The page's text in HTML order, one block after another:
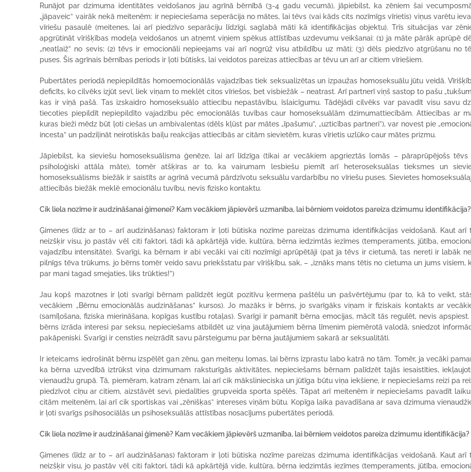
Runājot par dzimuma identitātes veidošanos jau agrīnā bērnībā (3-4 gadu vecumā), jāpiebilst, ka zēniem šai
„jāpaveic” vairāk nekā meitenēm: ir nepieciešama seperācija no mātes, lai tēvs (vai kāds cits nozīmīgs vīrietis) viņus varētu
vīriešu pasaulē (meitenes, lai arī piedzīvo separāciju līdzīgi, saglabā māti kā identifikācijas objektu). Trīs situācijas var
apgrūtināt vīrišķības modeļa veidošanos un atņemt viņiem spēkus attīstības uzdevumu veikšanai: (1) ja māte pārāk aprūpē
„neatlaiž” no sevis; (2) tēvs ir emocionāli nepieejams vai arī nogrūž visu atbildību uz māti; (3) dēls piedzīvo atgrūšanu no
puses. Šis agrīnais bērnības periods ir ļoti būtisks, lai veidotos pareizas attiecības ar tēvu un arī ar citiem vīriešiem.
Pubertātes periodā nepiepildītās homoemocionālās vajadzības tiek seksualizētas un izpaužas homoseksuālu jūtu veidā.
deficīts, ko cilvēks izjūt sevī, liek viņam to meklēt citos vīriešos, bet visbiežāk – neatrast. Arī partnerī viņš sastop to pašu
kas ir viņā pašā. Tas izskaidro homoseksuālo attiecību nepastāvību, īslaicīgumu. Tādējādi cilvēks var pavadīt visu savu
tiecoties piepildīt nepiepildīto vajadzību pēc emocionālās tuvības caur homoseksuālām dzimumattiecībām. Attiecības ar
kuras bieži mēdz būt ļoti ciešas un ambivalentas (dēls kļūst par mātes „īpašumu”, „uzticības partneri”), var novest pie
incesta” un padziļināt neirotiskās baiļu reakcijas attiecībās ar citām sievietēm, kuras vīrietis uzlūko caur mātes prizmu.
Jāpiebilst, ka sieviešu homoseksuālisma ģenēze, lai arī līdzīga (tikai ar vecākiem apgrieztās lomās – pāraprūpējošs tēvs
psiholoģiski attāla māte), tomēr atšķiras ar to, ka vairumam lesbiešu piemīt arī heteroseksuālas tieksmes un
homoseksuālisms biežāk ir saistīts ar agrīnā vecumā pārdzīvotu seksuālu vardarbību no vīriešu puses. Sievietes
attiecībās biežāk meklē emocionālu tuvību, nevis fizisko kontaktu.
Cik liela nozīme ir audzināšanai ģimenei? Kam vecākiem jāpievērš uzmanība, lai bērniem veidotos pareiza dzimumu identifikācija?
Ģimenes (līdz ar to – arī audzināšanas) faktoram ir ļoti būtiska nozīme pareizas dzimuma identifikācijas veidošanā. Kaut arī
neizšķir visu, jo pastāv vēl citi faktori, tādi kā apkārtējā vide, kultūra, bērna iedzimtās iezīmes (temperaments, jūtība,
vajadzību intensitāte). Svarīgi, ka bērnam ir abi vecāki vai citi nozīmīgi aprūpētāji (pat ja tēvs ir cietumā, tas nereti ir labāk
pilnīgs tēva trūkums, jo bērns tomēr veido savu priekšstatu par vīrišķību, sak, – „iznāks mans tētis no cietuma un jums visiem,
par mani tagad smejaties, liks trūkties!”)
Jau kopš mazotnes ir ļoti svarīgi bērnam palīdzēt iegūt pozitīvu ķermeņa paštēlu un pašvērtējumu (par to, kā to veikt,
vecākiem „Bērnu emocionālās audzināšanas” kursos). Jo mazāks ir bērns, jo svarīgāks viņam ir fiziskais kontakts ar
(samīļošana, fiziska mierināšana, kopīgas kustību rotaļas). Svarīgi ir pamanīt bērna emocijas, mācīt tās regulēt, nevis apspiest.
bērns izrāda interesi par seksu, nepieciešams atbildēt uz viņa jautājumiem bērna līmenim piemērotā valodā, sniedzot
pakāpeniski. Svarīgi ir censties neizrādīt savu pārsteigumu par bērna jautājumiem sakarā ar seksualitāti.
Ir ieteicams iedrošināt bērnu izspēlēt gan zēnu, gan meiteņu lomas, lai bērns izprastu labo katrā no tām. Tomēr, ja vecāki
ka bērna uzvedībā iztrūkst viņa dzimumam raksturīgās aktivitātes, nepieciešams bērnam palīdzēt tajās iesaistīties,
vienaudžu grupā. Tā, piemēram, katram zēnam, lai arī cik mākslinieciska un jūtīga būtu viņa iekšiene, ir nepieciešams reizi pa
piedzīvot cīņu ar citiem, aizstāvēt sevi, piedalīties grupveida sporta spēlēs. Tāpat arī meitenēm ir nepieciešams pavadīt
citām meitenēm, lai arī cik sportiskas vai „zēnišķas” intereses viņām būtu. Kopīga laika pavadīšana ar sava dzimuma
ir ļoti svarīgs psihosociālās un psihoseksuālās attīstības nosacījums pubertātes periodā.
Cik liela nozīme ir audzināšanai ģimenē? Kam vecākiem jāpievērš uzmanība, lai bērniem veidotos pareiza dzimumu identifikācija?
Ģimenes (līdz ar to – arī audzināšanas) faktoram ir ļoti būtiska nozīme pareizas dzimuma identifikācijas veidošanā. Kaut arī
neizšķir visu, jo pastāv vēl citi faktori, tādi kā apkārtējā vide, kultūra, bērna iedzimtās iezīmes (temperaments, jūtība,